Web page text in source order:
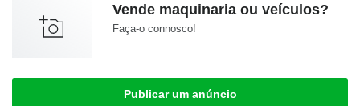
Vende maquinaria ou veículos?
Faça-o connosco!
Publicar um anúncio